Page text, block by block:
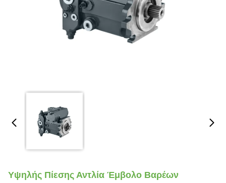
Υψηλής Πίεσης Αντλία Έμβολο Βαρέων